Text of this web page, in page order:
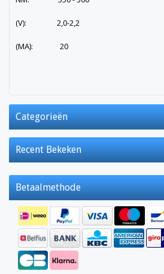
(V): 2,0-2,2
(MA): 20
Categorieën
Recent Bekeken
Betaalmethode